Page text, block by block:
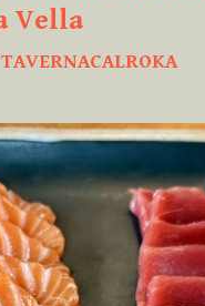
Vella
TAVERNACALROKA